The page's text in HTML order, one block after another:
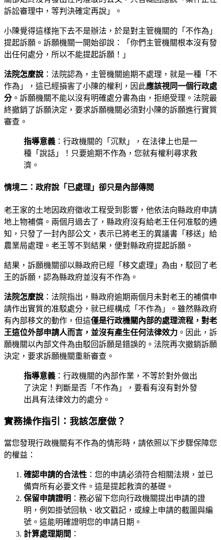
訴訟審理中，等判決確定再說」。
小陳覺得這樣拖下去不是辦法，於是對主管機關的「不作為」
提起訴願。訴願機關一開始卻說：「你們主管機關根本沒有發
出任何處分，所以不能提起訴願！」
法院怎麼說 ：法院認為，主管機關逾期不處理，就是一種「不
作為」，這已經損害了小陳的權利，因此應該視同一個行政處
分。訴願機關不能以沒有明確處分書為由，拒絕受理。法院最
終撤銷了訴願決定，要求訴願機關必須對小陳的訴願進行實質
審查。
指導意義 ：行政機關的「沉默」，在法律上也是一
種「說話」！只要逾期不作為，您就有權利尋求救
濟。
情境二：政府說「已處理」卻只是內部傳閱
老王家的土地因政府徵收工程受到影響，他依法向縣政府申請
地上物補償。兩個月過去了，縣政府沒有給老王任何准駁的通
知，只發了一封內部公文，表示已將老王的異議書「移送」給
農業局處理。老王等不到結果，便對縣政府提起訴願。
結果，訴願機關卻以縣政府已經「移文處理」為由，駁回了老
王的訴願，認為縣政府並沒有不作為。
法院怎麼說 ：法院指出，縣政府逾期兩個月未對老王的補償申
請作出實質的准駁處分，就已經構成「不作為」。雖然縣政府
有內部移文的動作，但這僅是行政機關內部的處理流程，對老
王這位外部申請人而言，並沒有產生任何法律效力 。因此，訴
願機關以內部文件為由駁回訴願是錯誤的。法院再次撤銷訴願
決定，要求訴願機關重新審查。
指導意義 ：行政機關的內部作業，不等於對外做出
了決定！判斷是否「不作為」，要看有沒有對外發
出具有法律效力的處分。
實務操作指引：我該怎麼做？
當您發現行政機關有不作為的情形時，請依照以下步驟保障您
的權益：
確認申請的合法性 ：您的申請必須符合相關法規，並已
備齊所有必要文件。這是提起救濟的基礎。
保留申請證明 ：務必留下您向行政機關提出申請的證
明，例如掛號回執、收文戳記，或線上申請的截圖與編
號。這能明確證明您的申請日期。
計算處理期間 ：